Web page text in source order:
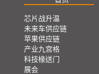
芯片战升温
未来车供应链
苹果供应链
产业九宫格
科技椽送门
展会